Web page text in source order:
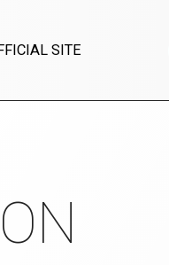
SITE